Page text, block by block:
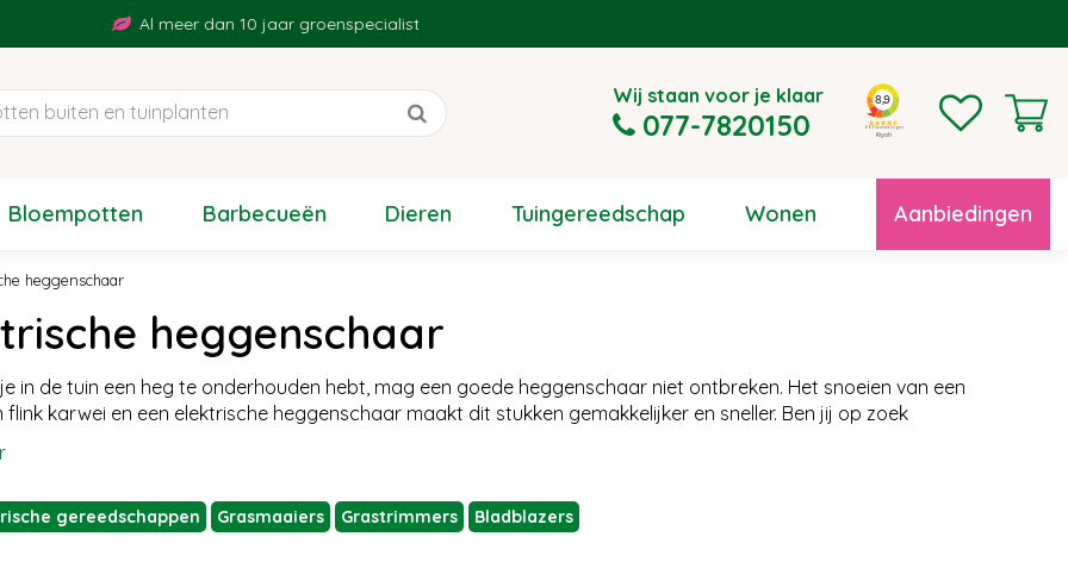
heggenschaar
Al meer dan 10 jaar groenspecialist
Wij staan voor je klaar
077-7820150
Bloempotten Barbecueën Dieren Tuingereedschap Wonen Aanbiedingen
heggenschaar
in de tuin een heg te onderhouden hebt, mag een goede heggenschaar niet ontbreken. Het snoeien van een
flink karwei en een elektrische heggenschaar maakt dit stukken gemakkelijker en sneller. Ben jij op zoek
gereedschappen Grasmaaiers Grastrimmers Bladblazers